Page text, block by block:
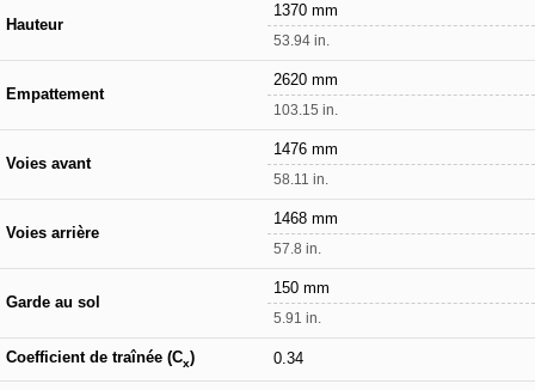
Hauteur
1370 mm
53.94 in.
Empattement
2620 mm
103.15 in.
Voies avant
1476 mm
58.11 in.
Voies arrière
1468 mm
57.8 in.
Garde au sol
150 mm
5.91 in.
Coefficient de traînée (Cx) 0.34